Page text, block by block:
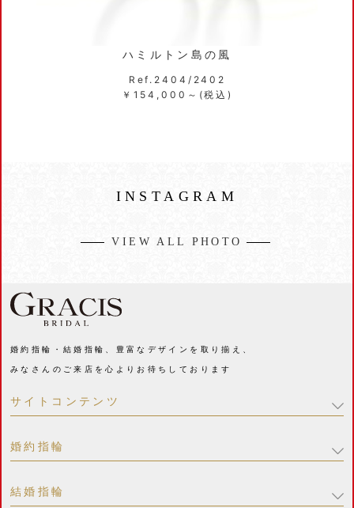
INSTAGRAM
VIEW ALL PHOTO
婚約指輪・結婚指輪、豊富なデザインを取り揃え、
みなさんのご来店を心よりお待ちしております
サイトコンテンツ
婚約指輪
結婚指輪